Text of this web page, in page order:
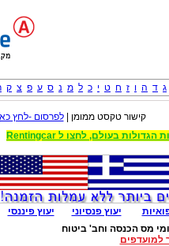
ג ד ה ו ז ח ט י כ ל מ נ ס ע פ צ ק
קישור טקסט ממומן |לפרסום -לחץ
יעוץ פנסיוני
יעוץ פיננסי
מס הכנסה וחב' ביטוח
למועדפים